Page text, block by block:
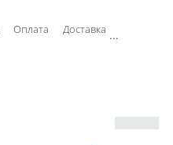
Оплата Доставка ...